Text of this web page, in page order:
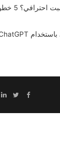
كيف تكتب
Facebook